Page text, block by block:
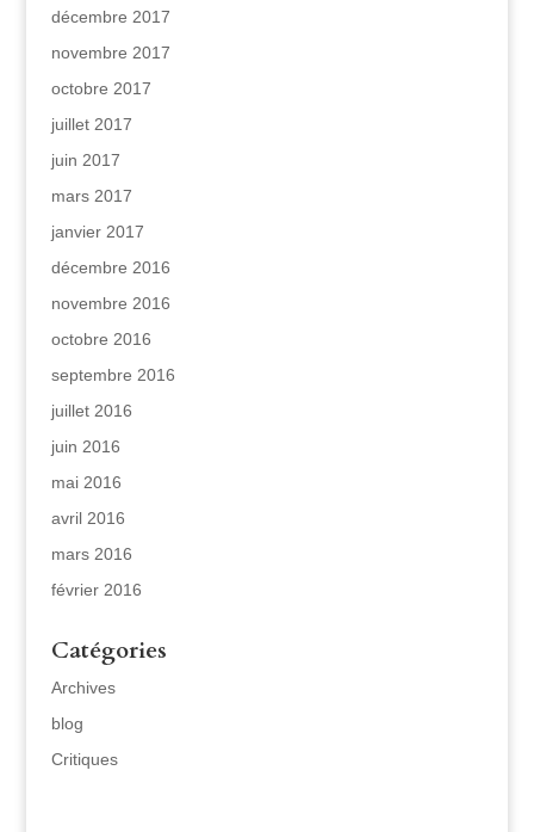
décembre 2017
novembre 2017
octobre 2017
juillet 2017
juin 2017
mars 2017
janvier 2017
décembre 2016
novembre 2016
octobre 2016
septembre 2016
juillet 2016
juin 2016
mai 2016
avril 2016
mars 2016
février 2016
Catégories
Archives
blog
Critiques